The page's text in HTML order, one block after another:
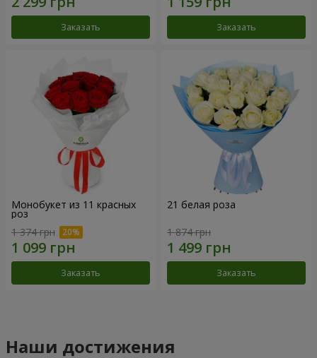
Заказать Заказать
Монобукет из 11 красных
роз
1 374 грн
Заказать
21 белая роза
1 874 грн
Заказать
Наши достижения